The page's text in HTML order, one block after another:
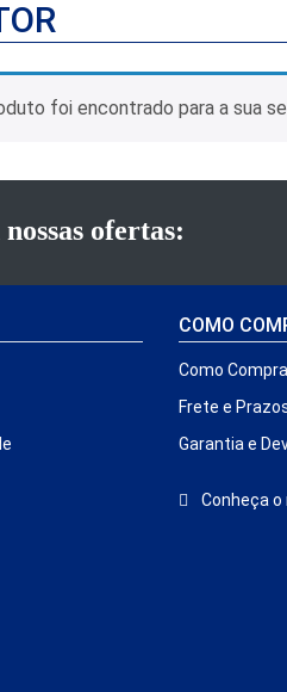
foi encontrado para a sua
ofertas:
COMO
Como
Frete e
Garantia e
Conheça